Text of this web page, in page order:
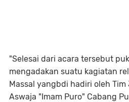
"Selesai dari acara tersebut
mengadakan suatu kagiatan
Massal yangbdi hadiri oleh
Aswaja "Imam Puro" Cabang